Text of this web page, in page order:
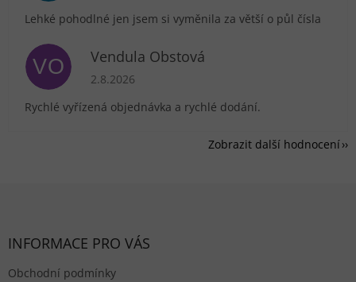
Lehké pohodlné jen jsem si vyměnila za větší o půl čísla
VO Vendula Obstová
Hodnocení obchodu je 5 z 5 hvězdiček.
2.8.2026
Rychlé vyřízená objednávka a rychlé dodání.
Zobrazit další hodnocení
INFORMACE PRO VÁS
Obchodní podmínky